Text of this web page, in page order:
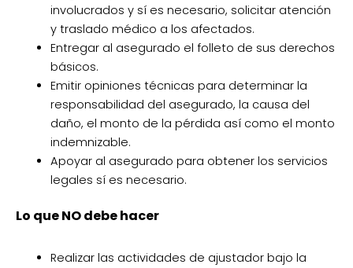
involucrados y sí es necesario, solicitar atención
y traslado médico a los afectados.
Entregar al asegurado el folleto de sus derechos
básicos.
Emitir opiniones técnicas para determinar la
responsabilidad del asegurado, la causa del
daño, el monto de la pérdida así como el monto
indemnizable.
Apoyar al asegurado para obtener los servicios
legales sí es necesario.
Lo que NO debe hacer
Realizar las actividades de ajustador bajo la